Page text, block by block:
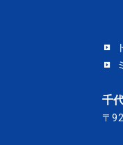
千
〒